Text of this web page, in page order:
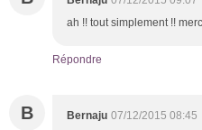
ah !! tout simplement !!
Répondre
B Bernaju 07/12/2015 08:45